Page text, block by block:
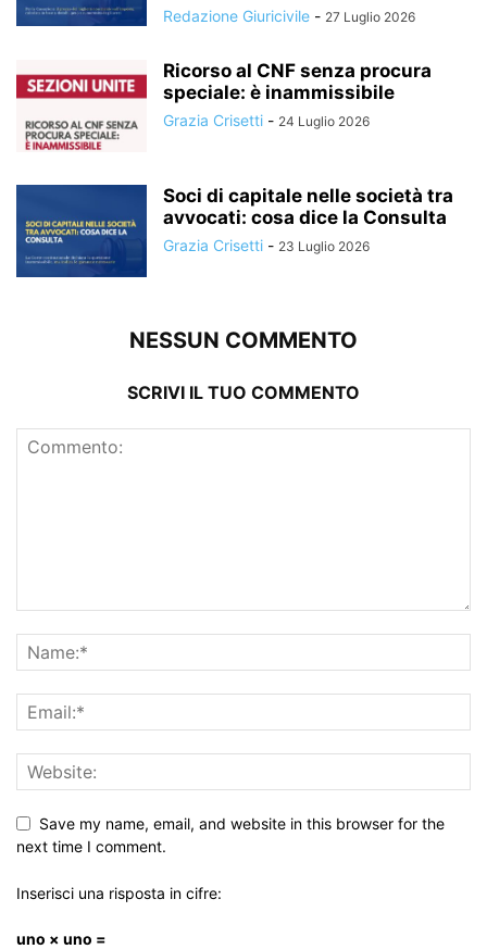
Redazione Giuricivile - 27 Luglio 2026
Ricorso al CNF senza procura
speciale: è inammissibile
Grazia Crisetti - 24 Luglio 2026
Soci di capitale nelle società tra
avvocati: cosa dice la Consulta
Grazia Crisetti - 23 Luglio 2026
NESSUN COMMENTO
SCRIVI IL TUO COMMENTO
Save my name, email, and website in this browser for the
next time I comment.
Inserisci una risposta in cifre:
uno × uno =